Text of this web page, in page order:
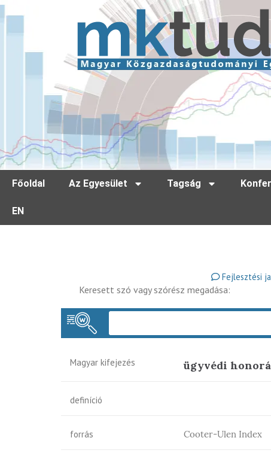
Főoldal Az Egyesület Tagság
EN
Fejlesztési
Keresett szó vagy szórész megadása:
Magyar kifejezés ügyvédi
definíció
forrás Cooter-Ulen Index